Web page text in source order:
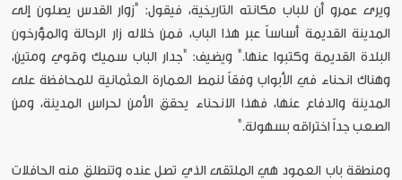
ويرى عمرو أن للباب مكانته التاريخية، فيقول: "زوار القدس يصلون إلى
المدينة القديمة أساساً عبر هذا الباب، فمن خلاله زار الرحالة والمؤرخون
البلدة القديمة وكتبوا عنها." ويضيف: "جدار الباب سميك وقوي ومتين،
وهناك انحناء في الأبواب وفقاً لنمط العمارة العثمانية للمحافظة على
المدينة والدفاع عنها، فهذا الانحناء يحقق الأمن لحراس المدينة، ومن
الصعب جداً اختراقه بسهولة."
ومنطقة باب العمود هي الملتقى الذي تصل عنده وتنطلق منه الحافلات